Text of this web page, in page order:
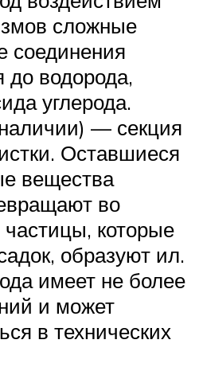
сложные
соединения
до водорода,
углерода.
— секция
Оставшиеся
вещества
во
которые
образуют ил.
имеет не более
и может
в технических